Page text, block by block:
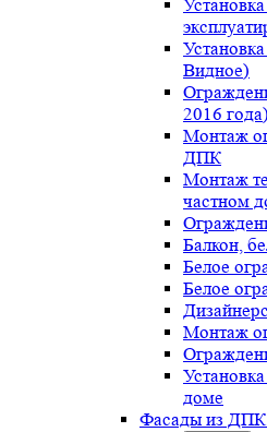
Видное)
2016 года)
Монтаж
ДПК
Монтаж
частном
Балкон,
Белое
Белое
Монтаж
доме
Фасады из ДПК